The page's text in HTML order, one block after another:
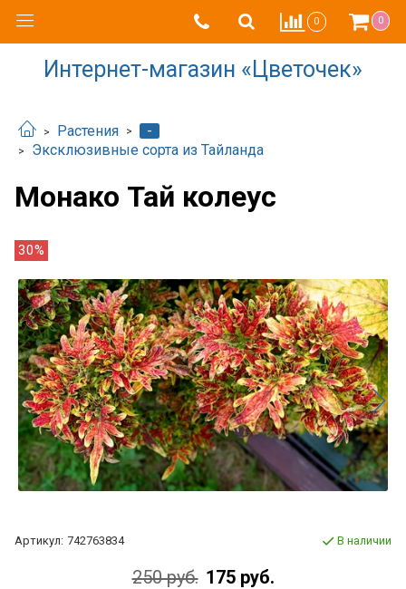
0 0
Интернет-магазин «Цветочек»
Растения
-
Эксклюзивные сорта из Тайланда
Монако Тай колеус
30%
Артикул: 742763834 В наличии
250 руб. 175 руб.